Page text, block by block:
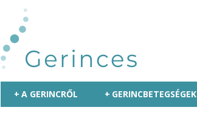
A GERINCRŐL
+ GERINCBETEGSÉGEK
+